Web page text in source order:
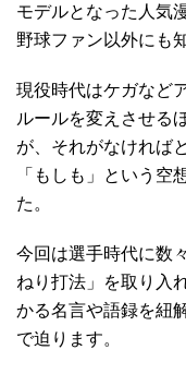
モデルとなった人気
野球ファン以外にも
現役時代はケガなど
ルールを変えさせる
が、それがなければ
「もしも」という空
た。
今回は選手時代に数
ねり打法」を取り入
かる名言や語録を紐
で迫ります。